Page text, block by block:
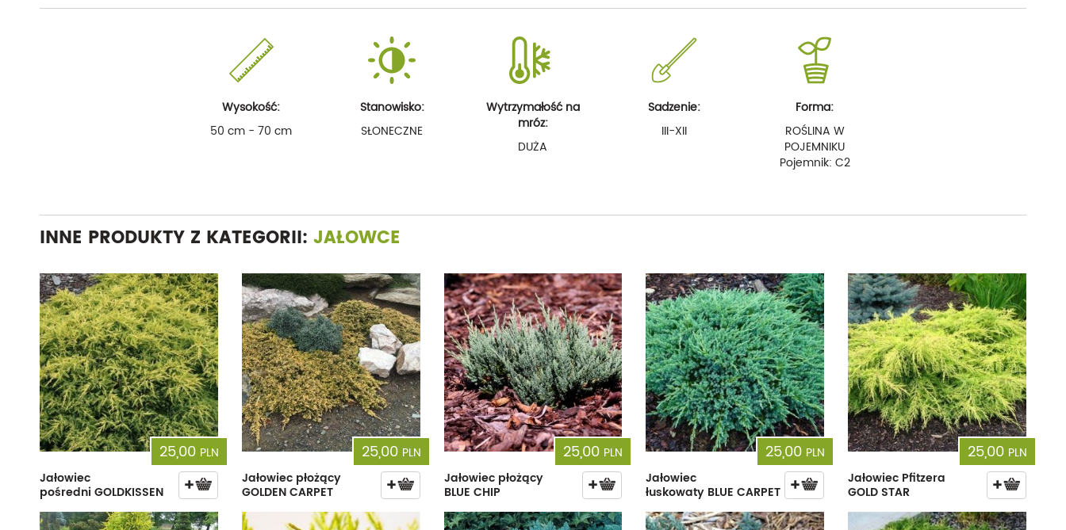
Wysokość:
50 cm - 70 cm
Stanowisko:
SŁONECZNE
Wytrzymałość na
mróz:
DUŻA
Sadzenie:
III-XII
Forma:
ROŚLINA W
POJEMNIKU
Pojemnik: C2
INNE PRODUKTY Z KATEGORII: JAŁOWCE
25,00 PLN
Jałowiec
pośredni GOLDKISSEN
25,00 PLN
Jałowiec płożący
GOLDEN CARPET
25,00 PLN
Jałowiec płożący
BLUE CHIP
25,00 PLN
Jałowiec
łuskowaty BLUE CARPET
25,00 PLN
Jałowiec Pfitzera
GOLD STAR